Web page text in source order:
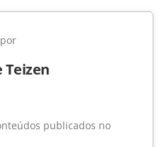
Teizen
publicados no